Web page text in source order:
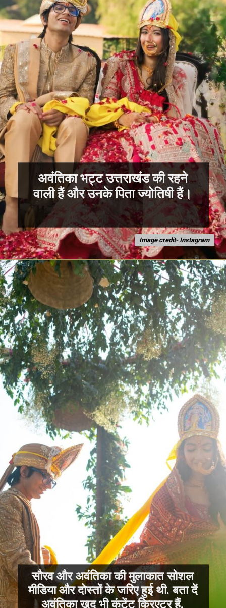
अवंतिका भट्ट उत्तराखंड की रहने
वाली हैं और उनके पिता ज्योतिषी हैं।
Image credit- Instagram
सौरव और अवंतिका की मुलाकात सोशल
मीडिया और दोस्तों के जरिए हुई थी. बता दें
अवंतिका खुद भी कंटेंट क्रिएटर हैं.